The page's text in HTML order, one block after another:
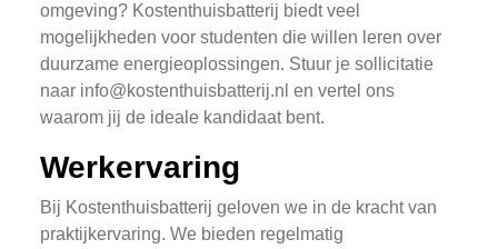
omgeving? Kostenthuisbatterij biedt veel
mogelijkheden voor studenten die willen leren over
duurzame energieoplossingen. Stuur je sollicitatie
naar info@kostenthuisbatterij.nl en vertel ons
waarom jij de ideale kandidaat bent.
Werkervaring
Bij Kostenthuisbatterij geloven we in de kracht van
praktijkervaring. We bieden regelmatig